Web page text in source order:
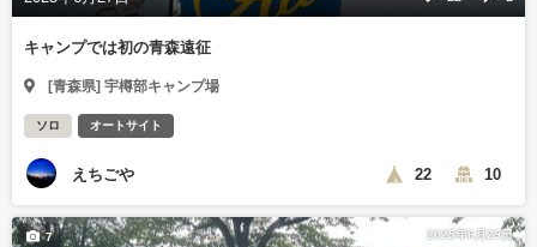
キャンプでは初の青森遠征
[青森県] 宇樽部キャンプ場
ソロ オートサイト
えちごや 22 10
2025年6月29日
7